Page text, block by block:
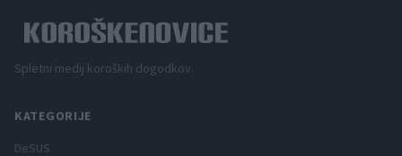
Spletni medij koroških dogodkov.
KATEGORIJE
DeSUS